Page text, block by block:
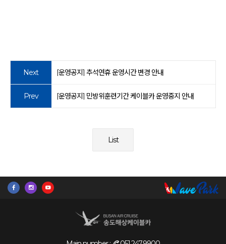
Next [운영공지] 추석연휴 운영시간 변경 안내
Prev [운영공지] 민방위훈련기간 케이블카 운영중지 안내
List